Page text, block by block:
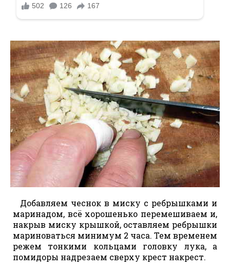
Добавляем чеснок в миску с ребрышками и
маринадом, всё хорошенько перемешиваем и,
накрыв миску крышкой, оставляем ребрышки
мариноваться минимум 2 часа. Тем временем
режем тонкими кольцами головку лука, а
помидоры надрезаем сверху крест накрест.